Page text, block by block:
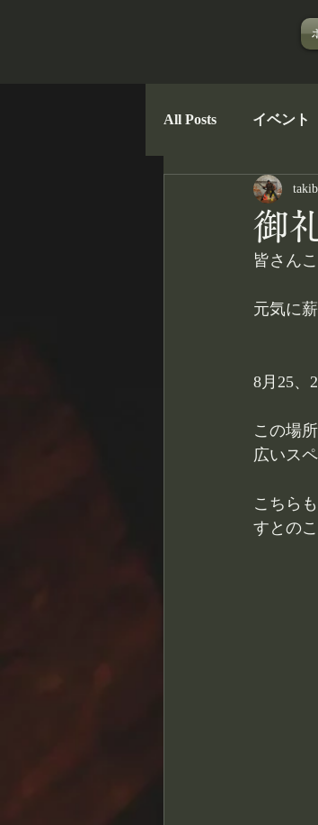
All Posts イベント
郷に入っては郷
ナガサキタビブ
御
皆さん
元気に
8月25、
この場
広いス
こちら
すとの